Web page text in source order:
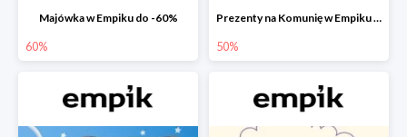
Majówka w Empiku do -60%
60%
Prezenty na Komunię w Empiku do -50%
50%